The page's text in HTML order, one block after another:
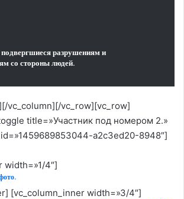
разрушениям и
со стороны людей.
vc_column][/vc_row][vc_row]
title=»Участник под номером 2.»
a2c3ed20-8948″]
width=»1/4″]
[vc_column_inner width=»3/4″]